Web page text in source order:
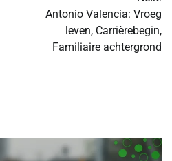
Antonio Valencia: Vroeg
leven, Carrièrebegin,
Familiaire achtergrond